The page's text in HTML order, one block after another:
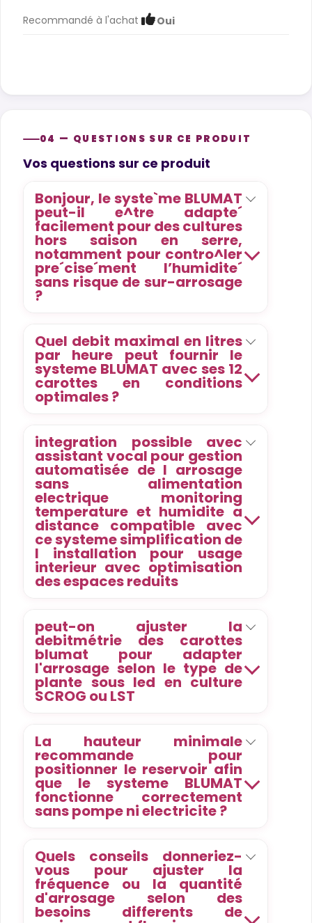
Recommandé à l'achat Oui
04 — QUESTIONS SUR CE PRODUIT
Product questions
Vos questions sur ce produit
Bonjour, le syste`me BLUMAT
peut-il e^tre adapte´
facilement pour des cultures
hors saison en serre,
notamment pour contro^ler
pre´cise´ment l’humidite´
sans risque de sur-arrosage
?
Quel debit maximal en litres
par heure peut fournir le
systeme BLUMAT avec ses 12
carottes en conditions
optimales ?
integration possible avec
assistant vocal pour gestion
automatisée de l arrosage
sans alimentation
electrique monitoring
temperature et humidite a
distance compatible avec
ce systeme simplification de
l installation pour usage
interieur avec optimisation
des espaces reduits
peut-on ajuster la
debitmétrie des carottes
blumat pour adapter
l'arrosage selon le type de
plante sous led en culture
SCROG ou LST
La hauteur minimale
recommande pour
positionner le reservoir afin
que le systeme BLUMAT
fonctionne correctement
sans pompe ni electricite ?
Quels conseils donneriez-
vous pour ajuster la
fréquence ou la quantité
d'arrosage selon des
besoins differents de